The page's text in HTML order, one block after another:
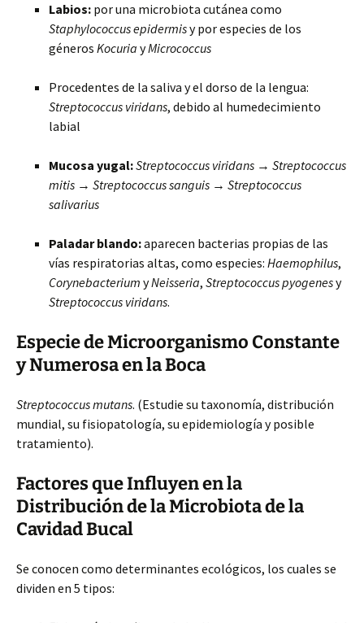
Labios: por una microbiota cutánea como
Staphylococcus epidermisy por especies de los
géneros Kocuria yMicrococcus
Procedentes de la saliva y el dorso de la lengua:
Streptococcus viridans, debido al humedecimiento
labial
Mucosa yugal:Streptococcus viridans → Streptococcus
mitis → Streptococcus sanguis → Streptococcus
salivarius
Paladar blando:aparecen bacterias propias de las
vías respiratorias altas, como especies: Haemophilus,
Corynebacterium yNeisseria, Streptococcus pyogenesy
Streptococcus viridans.
Especie de Microorganismo Constante
y Numerosa en la Boca
Streptococcus mutans. (Estudie su taxonomía, distribución
mundial, su fisiopatología, su epidemiología y posible
tratamiento).
Factores que Influyen en la
Distribución de la Microbiota de la
Cavidad Bucal
Se conocen como determinantes ecológicos, los cuales se
dividen en 5 tipos: